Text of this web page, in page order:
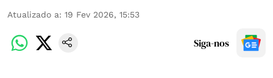
Atualizado a: 19 Fev 2026, 15:53
Siga-nos